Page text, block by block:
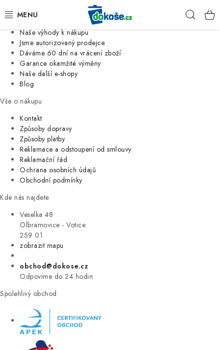
Jsme tradiční česká firma
Naše výhody k nákupu
Jsme autorizovaný prodejce
Dáváme 60 dní na vrácení zboží
Garance okamžité výměny
Naše další e-shopy
Blog
Vše o nákupu
Kontakt
Způsoby dopravy
Způsoby platby
Reklamace a odstoupení od smlouvy
Reklamační řád
Ochrana osobních údajů
Obchodní podmínky
Kde nás najdete
Veselka 48
Olbramovice - Votice
259 01
zobrazit mapu
obchod@dokose.cz
Odpovíme do 24 hodin
Spolehlivý obchod
KOŠE
SÁČKY
KUCHYNĚ
ORGANIZACE
DOMÁCNOST
ÚKLID
VÝPRODEJ
ZNAČKY
Úvod Kontakt Blog
Moje objednávka